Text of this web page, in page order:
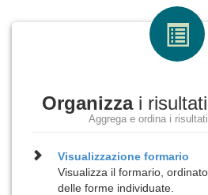
Organizzai
Aggrega e ordina i
Visualizzazioneformario
Visualizza il formario,
delle forme individuate.